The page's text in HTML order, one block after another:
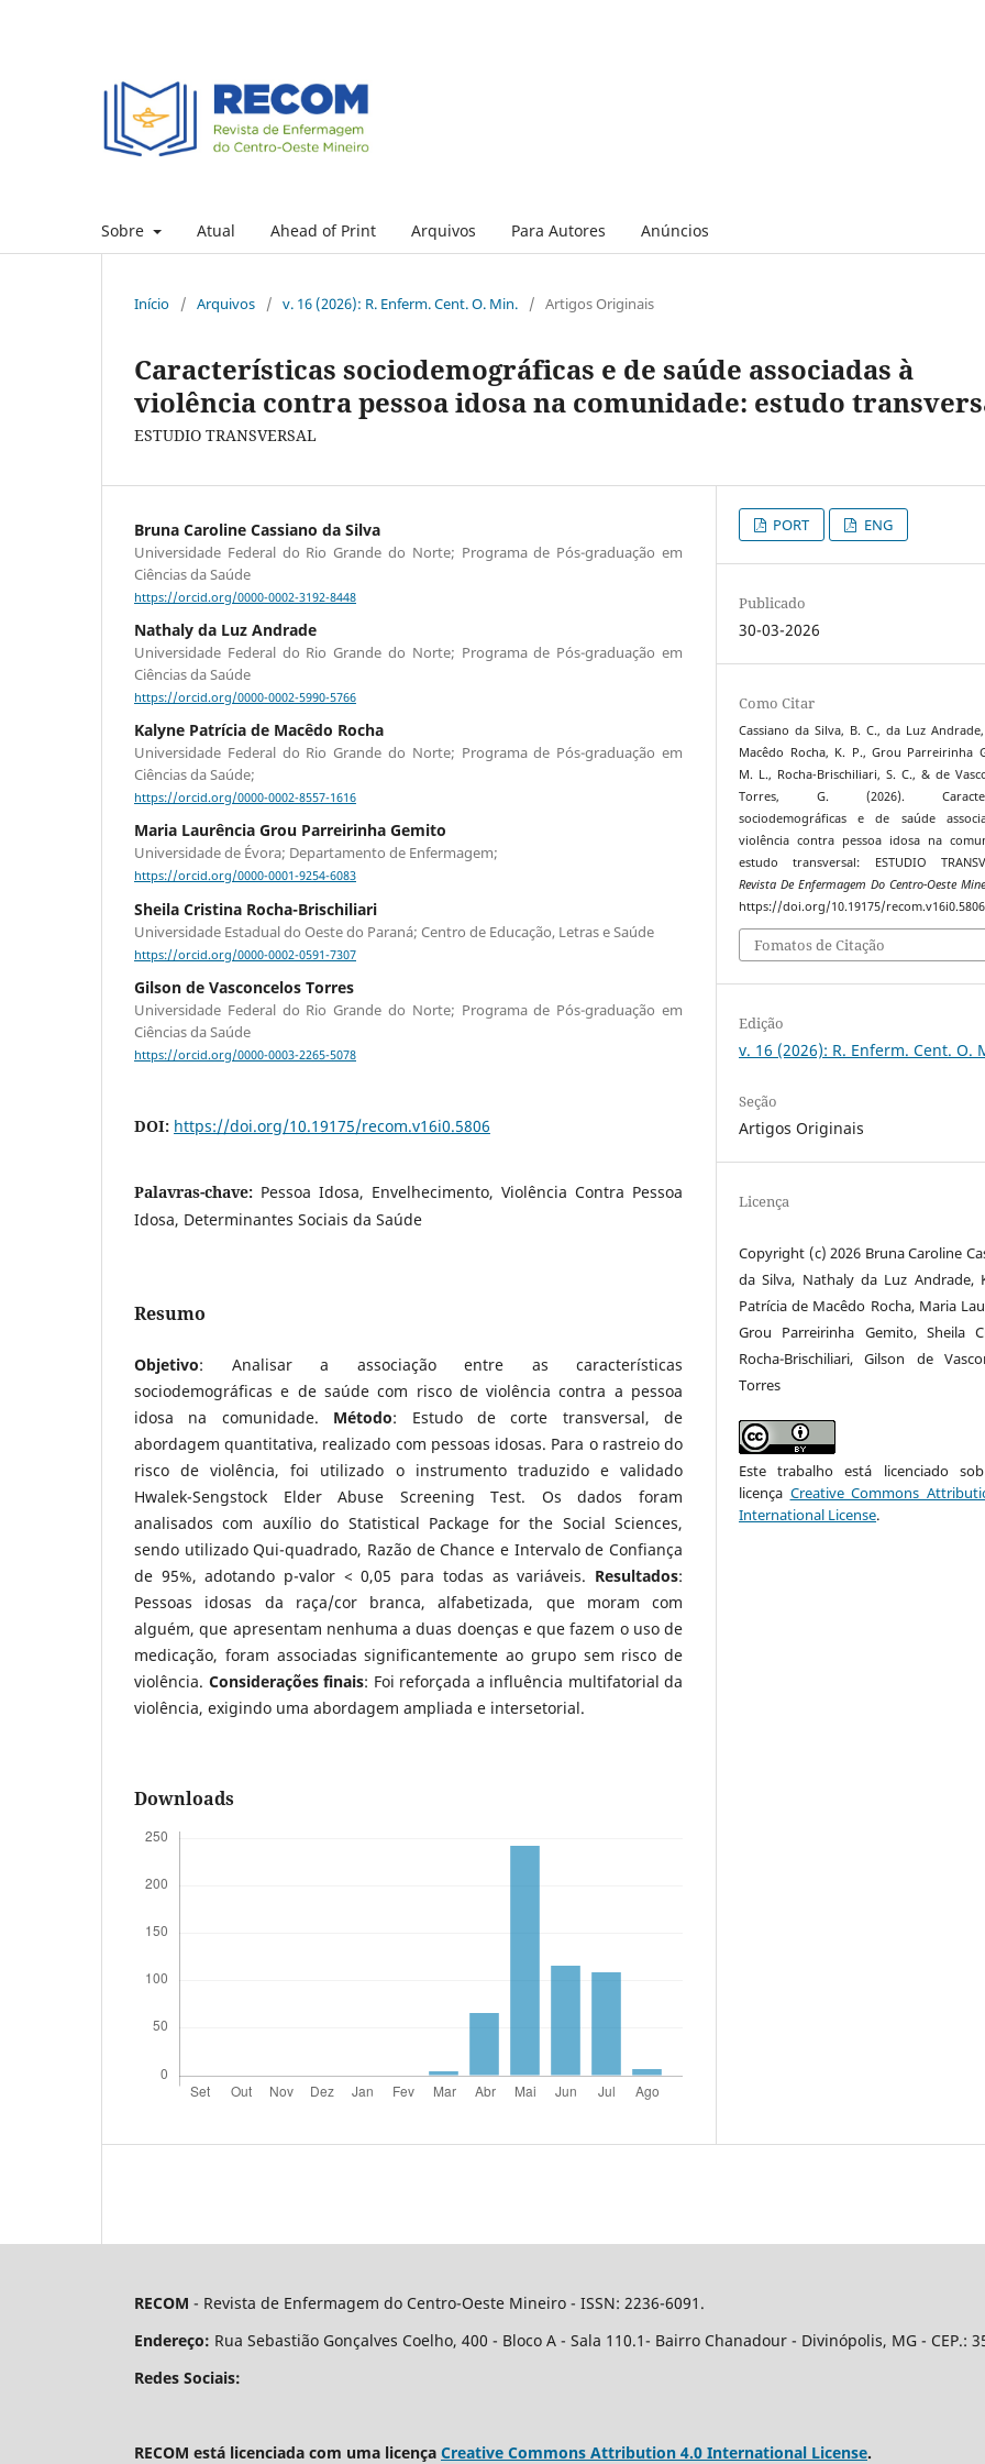
Sobre Atual Ahead of Print Arquivos Para Autores Anúncios
Início / Arquivos / v. 16 (2026): R. Enferm. Cent. O. Min. / Artigos Originais
Características sociodemográficas e de saúde associadas à
violência contra pessoa idosa na comunidade: estudo
ESTUDIO TRANSVERSAL
Bruna Caroline Cassiano da Silva
Universidade Federal do Rio Grande do Norte; Programa de Pós-graduação em
Ciências da Saúde
https://orcid.org/0000-0002-3192-8448
Nathaly da Luz Andrade
Universidade Federal do Rio Grande do Norte; Programa de Pós-graduação em
Ciências da Saúde
https://orcid.org/0000-0002-5990-5766
Kalyne Patrícia de Macêdo Rocha
Universidade Federal do Rio Grande do Norte; Programa de Pós-graduação em
Ciências da Saúde;
https://orcid.org/0000-0002-8557-1616
Maria Laurência Grou Parreirinha Gemito
Universidade de Évora; Departamento de Enfermagem;
https://orcid.org/0000-0001-9254-6083
Sheila Cristina Rocha-Brischiliari
Universidade Estadual do Oeste do Paraná; Centro de Educação, Letras e Saúde
https://orcid.org/0000-0002-0591-7307
Gilson de Vasconcelos Torres
Universidade Federal do Rio Grande do Norte; Programa de Pós-graduação em
Ciências da Saúde
https://orcid.org/0000-0003-2265-5078
DOI: https://doi.org/10.19175/recom.v16i0.5806
Palavras-chave: Pessoa Idosa, Envelhecimento, Violência Contra Pessoa
Idosa, Determinantes Sociais da Saúde
Resumo
Objetivo: Analisar a associação entre as características
sociodemográficas e de saúde com risco de violência contra a pessoa
idosa na comunidade. Método: Estudo de corte transversal, de
abordagem quantitativa, realizado com pessoas idosas. Para o rastreio do
risco de violência, foi utilizado o instrumento traduzido e validado
Hwalek-Sengstock Elder Abuse Screening Test. Os dados foram
analisados com auxílio do Statistical Package for the Social Sciences,
sendo utilizado Qui-quadrado, Razão de Chance e Intervalo de Confiança
de 95%, adotando p-valor < 0,05 para todas as variáveis. Resultados:
Pessoas idosas da raça/cor branca, alfabetizada, que moram com
alguém, que apresentam nenhuma a duas doenças e que fazem o uso de
medicação, foram associadas significantemente ao grupo sem risco de
violência. Considerações finais: Foi reforçada a influência multifatorial da
violência, exigindo uma abordagem ampliada e intersetorial.
Downloads
PORT ENG
Publicado
30-03-2026
Como Citar
Cassiano da Silva, B. C., da Luz
Macêdo Rocha, K. P., Grou Parreirinha
M. L., Rocha-Brischiliari, S. C., & de
Torres, G. (2026).
sociodemográficas e de saúde
violência contra pessoa idosa na
estudo transversal: ESTUDIO
Revista De Enfermagem Do Centro-Oeste
https://doi.org/10.19175/recom.v16i0.5806
Fomatos de Citação
Edição
v. 16 (2026): R. Enferm. Cent. O.
Seção
Artigos Originais
Licença
Copyright (c) 2026 Bruna Caroline
da Silva, Nathaly da Luz Andrade,
Patrícia de Macêdo Rocha, Maria
Grou Parreirinha Gemito, Sheila
Rocha-Brischiliari, Gilson de
Torres
Este trabalho está licenciado
licença Creative Commons
International License.
RECOM - Revista de Enfermagem do Centro-Oeste Mineiro - ISSN: 2236-6091.
Endereço: Rua Sebastião Gonçalves Coelho, 400 - Bloco A - Sala 110.1- Bairro Chanadour - Divinópolis, MG - CEP.:
Redes Sociais:
RECOM está licenciada com uma licença Creative Commons Attribution 4.0 International License.